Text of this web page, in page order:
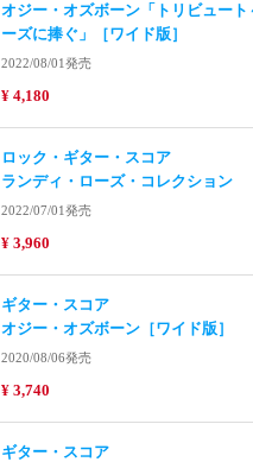
オジー・オズボーン「トリビュート
ーズに捧ぐ」［ワイド版］
2022/08/01発売
¥ 4,180
ロック・ギター・スコア
ランディ・ローズ・コレクション
2022/07/01発売
¥ 3,960
ギター・スコア
オジー・オズボーン［ワイド版］
2020/08/06発売
¥ 3,740
ギター・スコア